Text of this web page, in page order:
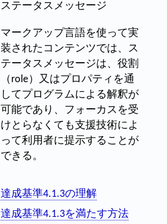
ステータスメッセージ
マークアップ言語を使って実
装されたコンテンツでは、ス
テータスメッセージは、役割
（role）又はプロパティを通
してプログラムによる解釈が
可能であり、フォーカスを受
けとらなくても支援技術によ
って利用者に提示することが
できる。
達成基準4.1.3の理解
達成基準4.1.3を満たす方法